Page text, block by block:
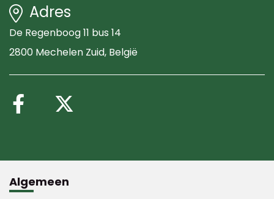
Adres
De Regenboog 11 bus 14
2800 Mechelen Zuid, België
Volg ons op Facebook
Algemeen